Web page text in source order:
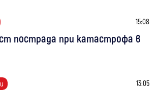
15:08
пострада при катастрофа в
13:05